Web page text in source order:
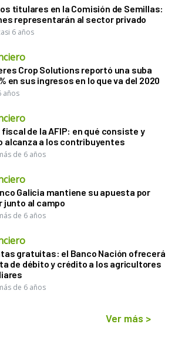
titulares en la Comisión de Semillas:
representarán al sector privado
6 años
Crop Solutions reportó una suba
en sus ingresos en lo que va del 2020
años
fiscal de la AFIP: en qué consiste y
alcanza a los contribuyentes
de 6 años
Galicia mantiene su apuesta por
junto al campo
de 6 años
gratuitas: el Banco Nación ofrecerá
de débito y crédito a los agricultores
de 6 años
Ver más >